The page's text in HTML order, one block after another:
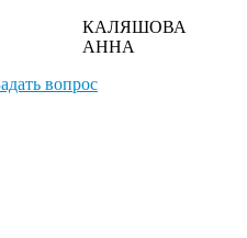
КАЛЯШОВА
АННА
вопрос